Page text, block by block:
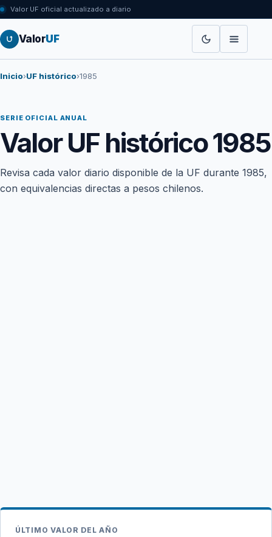
Valor UF oficial actualizado a diario
ValorUF
Inicio›UF histórico›1985
SERIE OFICIAL ANUAL
Valor UF histórico 1985
Revisa cada valor diario disponible de la UF durante 1985,
con equivalencias directas a pesos chilenos.
ÚLTIMO VALOR DEL AÑO